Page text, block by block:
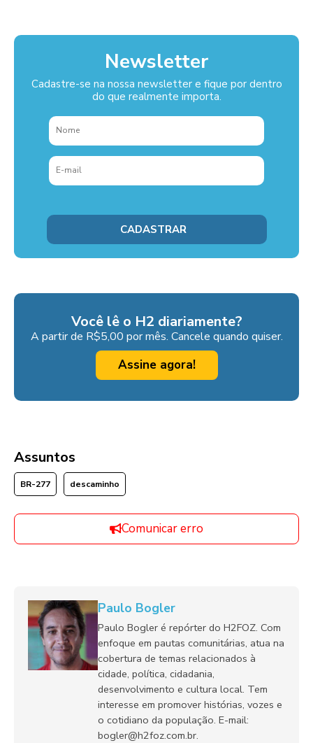
Newsletter
Cadastre-se na nossa newsletter e fique por dentro
do que realmente importa.
Você lê o H2 diariamente?
A partir de R$5,00 por mês. Cancele quando quiser.
Assine agora!
Assuntos
BR-277 descaminho
Comunicar erro
Paulo Bogler
Paulo Bogler é repórter do H2FOZ. Com
enfoque em pautas comunitárias, atua na
cobertura de temas relacionados à
cidade, política, cidadania,
desenvolvimento e cultura local. Tem
interesse em promover histórias, vozes e
o cotidiano da população. E-mail:
bogler@h2foz.com.br.